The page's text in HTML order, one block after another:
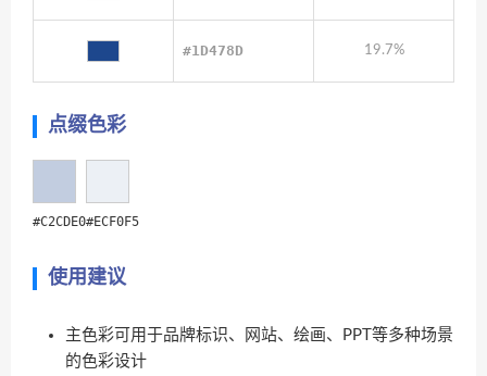
#1D478D 19.7%
点缀色彩
#C2CDE0#ECF0F5
使用建议
主色彩可用于品牌标识、网站、绘画、PPT等多种场景
的色彩设计